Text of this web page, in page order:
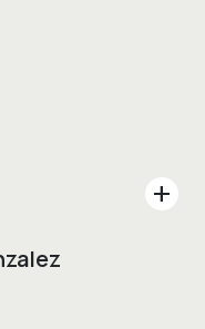
add